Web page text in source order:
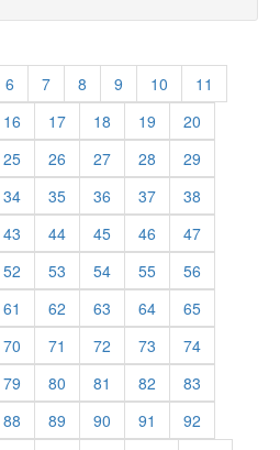
6 7 8 9 10
11
16 17 18 19
20
25 26 27 28
29
34 35 36 37
38
43 44 45 46
47
52 53 54 55
56
61 62 63 64
65
70 71 72 73
74
79 80 81 82
83
88 89 90 91
92